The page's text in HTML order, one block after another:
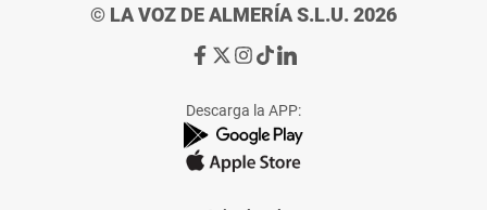
© LA VOZ DE ALMERÍA S.L.U. 2026
Ir
de
La
Voz
Ir
de
La
Voz
Ir
de
La
Voz
Ir
de
La
Voz
Ir
de
La
Voz
Descarga la APP: